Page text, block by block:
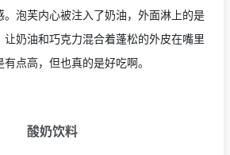
泡芙内心被注入了奶油，外面淋上的是
奶油和巧克力混合着蓬松的外皮在嘴里
点高，但也真的是好吃啊。
酸奶饮料